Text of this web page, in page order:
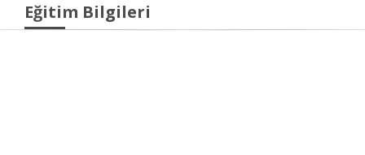
Eğitim Bilgileri